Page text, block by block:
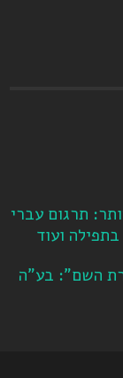
תרגום עברי
ועוד
השם": בע"ה